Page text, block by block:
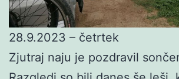
28.9.2023 – četrtek
Zjutraj naju je pozdravil